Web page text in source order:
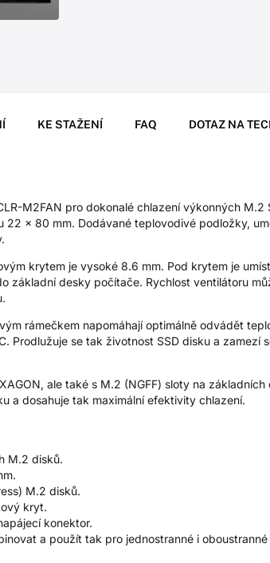
KE STAŽENÍ FAQ DOTAZ NA
M2FAN pro dokonalé chlazení výkonných M.2
22 x 80 mm. Dodávané teplovodivé podložky,
krytem je vysoké 8.6 mm. Pod krytem je
základní desky počítače. Rychlost ventilátoru
rámečkem napomáhají optimálně odvádět
Prodlužuje se tak životnost SSD disku a zamezí
ale také s M.2 (NGFF) sloty na
a dosahuje tak maximální efektivity chlazení.
M.2 disků.
M.2 disků.
kryt.
konektor.
a použít tak pro jednostranné i